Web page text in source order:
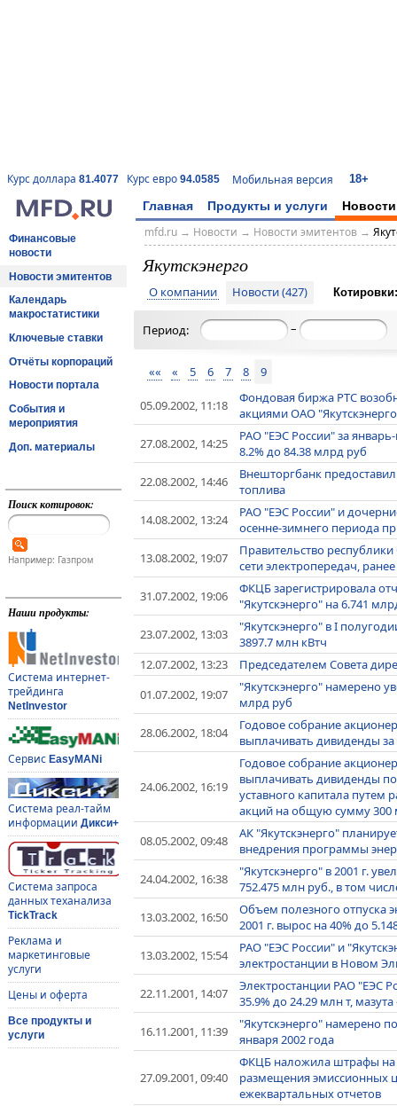
Курс доллара 81.4077 Курс евро 94.0585 Мобильная версия 18+
Главная Продукты и услуги Новости
Финансовые
новости
Новости эмитентов
Календарь
макростатистики
Ключевые ставки
Отчёты корпораций
Новости портала
События и
мероприятия
Доп. материалы
Поиск котировок:
Например: Газпром
Наши продукты:
Система интернет-
трейдинга
NetInvestor
Сервис EasyMANi
Система реал-тайм
информации Дикси+
Система запроса
данных теханализа
TickTrack
Реклама и
маркетинговые
услуги
Цены и оферта
Все продукты и
услуги
mfd.ru→ Новости → Новости эмитентов→
Якутскэнерго
О компании Новости (427)
Период: –
«« « 5 6 7 8 9
05.09.2002, 11:18
Фондовая биржа РТС
акциями ОАО
27.08.2002, 14:25
РАО "ЕЭС России" за
8.2% до 84.38 млрд руб
22.08.2002, 14:46
Внешторгбанк
топлива
14.08.2002, 13:24
РАО "ЕЭС России" и
осенне-зимнего периода
13.08.2002, 19:07
Правительство
сети электропередач,
31.07.2002, 19:06
ФКЦБ зарегистрировала
"Якутскэнерго" на 6.741
23.07.2002, 13:03
"Якутскэнерго" в I
3897.7 млн кВтч
12.07.2002, 13:23
Председателем Совета
01.07.2002, 19:07
"Якутскэнерго" намерено
млрд руб
28.06.2002, 18:04
Годовое собрание
выплачивать дивиденды за
24.06.2002, 16:19
Годовое собрание
выплачивать дивиденды
уставного капитала
акций на общую сумму 300
08.05.2002, 09:48
АК "Якутскэнерго"
внедрения программы
24.04.2002, 16:38
"Якутскэнерго" в 2001 г.
752.475 млн руб., в том
13.03.2002, 16:50
Объем полезного отпуска
2001 г. вырос на 40% до
13.03.2002, 15:54
РАО "ЕЭС России" и
электростанции в Новом
22.11.2001, 14:07
Электростанции РАО "ЕЭС
35.9% до 24.29 млн т,
16.11.2001, 11:39
"Якутскэнерго" намерено
января 2002 года
27.09.2001, 09:40
ФКЦБ наложила штрафы на
размещения эмиссионных
ежеквартальных отчетов